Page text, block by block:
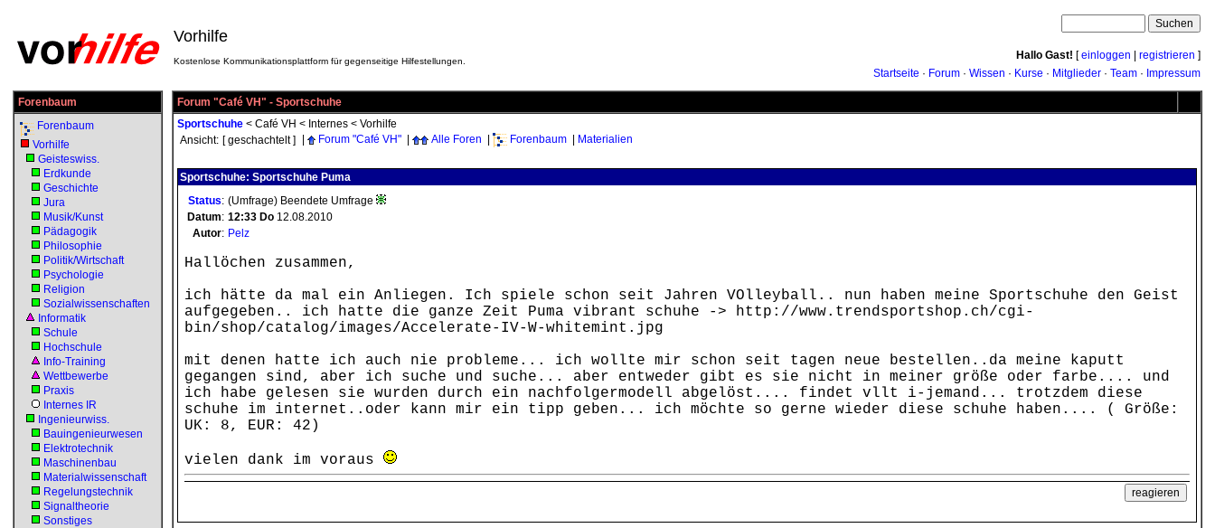
Vorhilfe
Kostenlose Kommunikationsplattform für gegenseitige Hilfestellungen. Hallo Gast! [einloggen registrieren ]
Startseite · Forum · Wissen · Kurse · Mitglieder · Team · Impressum
Forenbaum
Forenbaum
Vorhilfe
Geisteswiss.
Erdkunde
Geschichte
Jura
Musik/Kunst
Pädagogik
Philosophie
Politik/Wirtschaft
Psychologie
Religion
Sozialwissenschaften
Informatik
Schule
Hochschule
Info-Training
Wettbewerbe
Praxis
Internes IR
Ingenieurwiss.
Bauingenieurwesen
Elektrotechnik
Maschinenbau
Materialwissenschaft
Regelungstechnik
Signaltheorie
Sonstiges
Forum "Café VH" - Sportschuhe
Sportschuhe < Café VH < Internes < Vorhilfe
Ansicht: [ geschachtelt ] Forum "Café VH" Alle Foren Forenbaum Materialien
Sportschuhe: Sportschuhe Puma
Status: (Umfrage) Beendete Umfrage
Datum: 12:33 Do 12.08.2010
Autor: Pelz
Hallöchen zusammen,
ich hätte da mal ein Anliegen. Ich spiele schon seit Jahren VOlleyball.. nun haben meine Sportschuhe den Geist
aufgegeben.. ich hatte die ganze Zeit Puma vibrant schuhe -> http://www.trendsportshop.ch/cgi-
bin/shop/catalog/images/Accelerate-IV-W-whitemint.jpg
mit denen hatte ich auch nie probleme... ich wollte mir schon seit tagen neue bestellen..da meine kaputt
gegangen sind, aber ich suche und suche... aber entweder gibt es sie nicht in meiner größe oder farbe.... und
ich habe gelesen sie wurden durch ein nachfolgermodell abgelöst.... findet vllt i-jemand... trotzdem diese
schuhe im internet..oder kann mir ein tipp geben... ich möchte so gerne wieder diese schuhe haben.... ( Größe:
UK: 8, EUR: 42)
vielen dank im voraus